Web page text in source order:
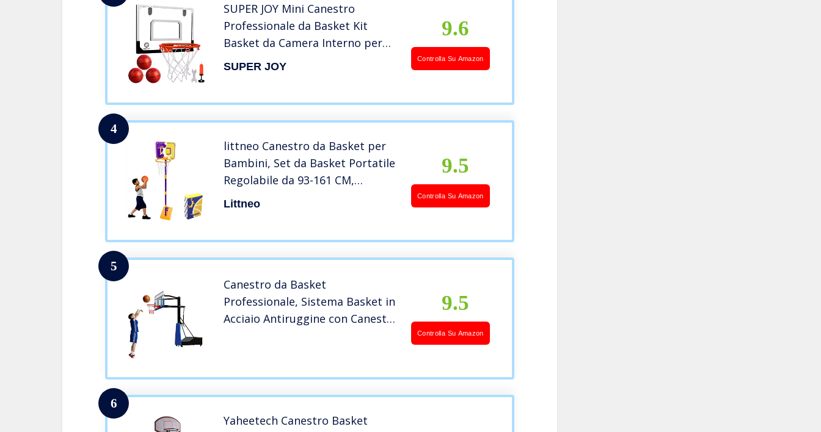
SUPER JOY Mini Canestro
Professionale da Basket Kit
Basket da Camera Interno per
Bambini Adulti PRO Mini Hoop
SUPER JOY
9.6
Controlla Su Amazon
4
littneo Canestro da Basket per
Bambini, Set da Basket Portatile
Regolabile da 93-161 CM,
Giocattoli da Esterno e da
Littneo
9.5
Controlla Su Amazon
5
Canestro da Basket
Professionale, Sistema Basket in
Acciaio Antiruggine con Canestro
9.5
Controlla Su Amazon
6
Yaheetech Canestro Basket